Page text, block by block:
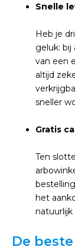
Snelle
Heb je
geluk:
van een
altijd
sneller
Gratis
Ten
het
De